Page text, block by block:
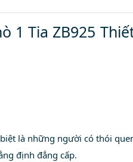
1 Tia ZB925
là những người có thói
định đẳng cấp.